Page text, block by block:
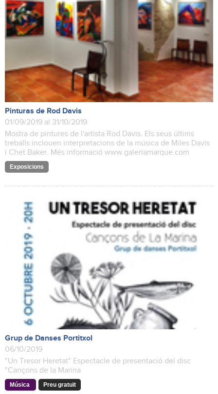
Pinturas de Rod Davis
01/09/2019 al 31/10/2019
Mostra de pintures de l'artista Rod Davis. Els seus últims
treballs inclouen interpretacions de la música de Miles Davis
i Chet Baker. Més informació www.galeriamarque.com
Exposicions
Grup de Danses Portitxol
06/10/2019
"Un Tresor Heretat" Espectacle de presentació del disc
"Cançons de la Marina
Música Preu gratuït